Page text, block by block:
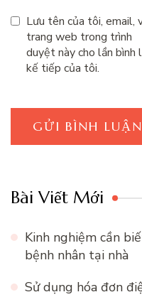
Lưu tên của tôi, email,
trang web trong trình
duyệt này cho lần bình
kế tiếp của tôi.
Bài Viết Mới
Kinh nghiệm cần
bệnh nhân tại nhà
Sử dụng hóa đơn